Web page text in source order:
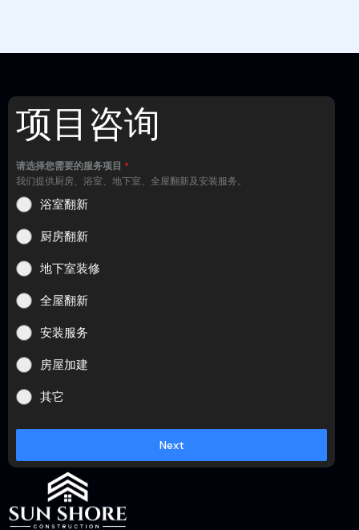
项目咨询
请选择您需要的服务项目 *
我们提供厨房、浴室、地下室、全屋翻新及安装服务。
浴室翻新
厨房翻新
地下室装修
全屋翻新
安装服务
房屋加建
其它
Next